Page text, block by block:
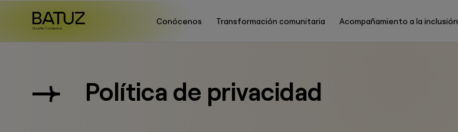
Main
Conócenos Transformación comunitaria Acompañamiento a la inclusión
Política de privacidad